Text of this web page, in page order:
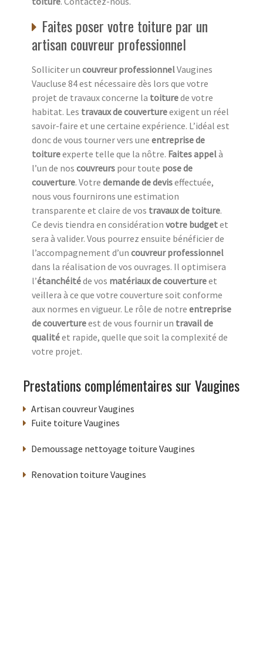
Faites poser votre toiture par un
artisan couvreur professionnel
Solliciter un couvreur professionnelVaugines
Vaucluse 84 est nécessaire dès lors que votre
projet de travaux concerne la toiturede votre
habitat. Les travaux de couvertureexigent un réel
savoir-faire et une certaine expérience. L’idéal est
donc de vous tourner vers une entreprise de
toitureexperte telle que la nôtre. Faites appelà
l’un de nos couvreurs pour toute pose de
couverture. Votre demande de deviseffectuée,
nous vous fournirons une estimation
transparente et claire de vos travaux de toiture.
Ce devis tiendra en considération votre budgetet
sera à valider. Vous pourrez ensuite bénéficier de
l’accompagnement d’un couvreur professionnel
dans la réalisation de vos ouvrages. Il optimisera
l’étanchéitéde vos matériaux de couvertureet
veillera à ce que votre couverture soit conforme
aux normes en vigueur. Le rôle de notre entreprise
de couvertureest de vous fournir un travail de
qualitéet rapide, quelle que soit la complexité de
votre projet.
Prestations complémentaires sur Vaugines
Artisan couvreur Vaugines
Fuite toiture Vaugines
Demoussage nettoyage toiture Vaugines
Renovation toiture Vaugines